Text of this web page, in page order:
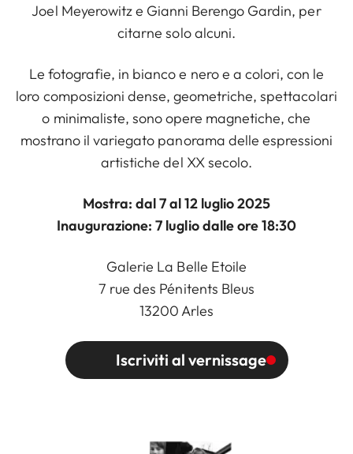
Joel Meyerowitz e Gianni Berengo Gardin, per
citarne solo alcuni.
Le fotografie, in bianco e nero e a colori, con le
loro composizioni dense, geometriche, spettacolari
o minimaliste, sono opere magnetiche, che
mostrano il variegato panorama delle espressioni
artistiche del XX secolo.
Mostra: dal 7 al 12 luglio 2025
Inaugurazione: 7 luglio dalle ore 18:30
Galerie La Belle Etoile
7 rue des Pénitents Bleus
13200 Arles
Iscriviti al vernissage